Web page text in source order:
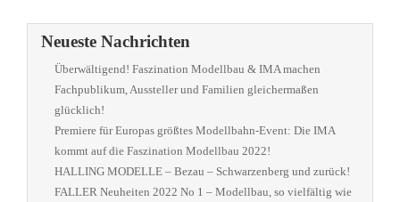
Neueste Nachrichten
Überwältigend! Faszination Modellbau & IMA machen
Fachpublikum, Aussteller und Familien gleichermaßen
glücklich!
Premiere für Europas größtes Modellbahn-Event: Die IMA
kommt auf die Faszination Modellbau 2022!
HALLING MODELLE – Bezau – Schwarzenberg und zurück!
FALLER Neuheiten 2022 No 1 – Modellbau, so vielfältig wie